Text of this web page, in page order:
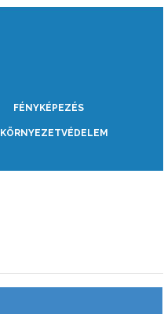
FÉNYKÉPEZÉS
KÖRNYEZETVÉDELEM